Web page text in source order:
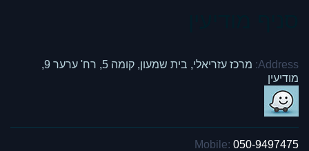
Address:
מרכז עזריאלי, בית שמעון, קומה 5, רח' ערער 9,
מודיעין
Mobile: 050-9497475